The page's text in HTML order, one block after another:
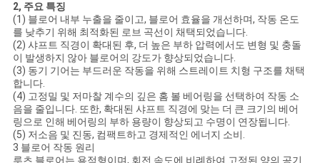
2, 주요 특징
(1) 블로어 내부 누출을 줄이고, 블로어 효율을 개선하며, 작동 온도
를 낮추기 위해 최적화된 로브 곡선이 채택되었습니다.
(2) 샤프트 직경이 확대된 후, 더 높은 부하 압력에서도 변형 및 충돌
이 발생하지 않아 블로어의 강도가 향상되었습니다.
(3) 동기 기어는 부드러운 작동을 위해 스트레이트 치형 구조를 채택
합니다.
(4) 고정밀 및 저마찰 계수의 깊은 홈 볼 베어링을 선택하여 작동 소
음을 줄입니다. 또한, 확대된 샤프트 직경에 맞는 더 큰 크기의 베어
링으로 인해 베어링의 부하 용량이 향상되고 수명이 연장됩니다.
(5) 저소음 및 진동, 컴팩트하고 경제적인 에너지 소비.
3 블로어 작동 원리
루츠 블로어는 용적형이며, 회전 속도에 비례하여 고정된 양의 공기